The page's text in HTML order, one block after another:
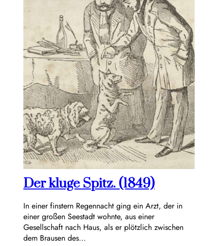
Der kluge Spitz. (1849)
In einer finstern Regennacht ging ein Arzt, der in
einer großen Seestadt wohnte, aus einer
Gesellschaft nach Haus, als er plötzlich zwischen
dem Brausen des…